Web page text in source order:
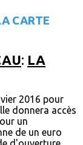
CARTE
: LA
2016 pour
donnera accès
un
de un euro